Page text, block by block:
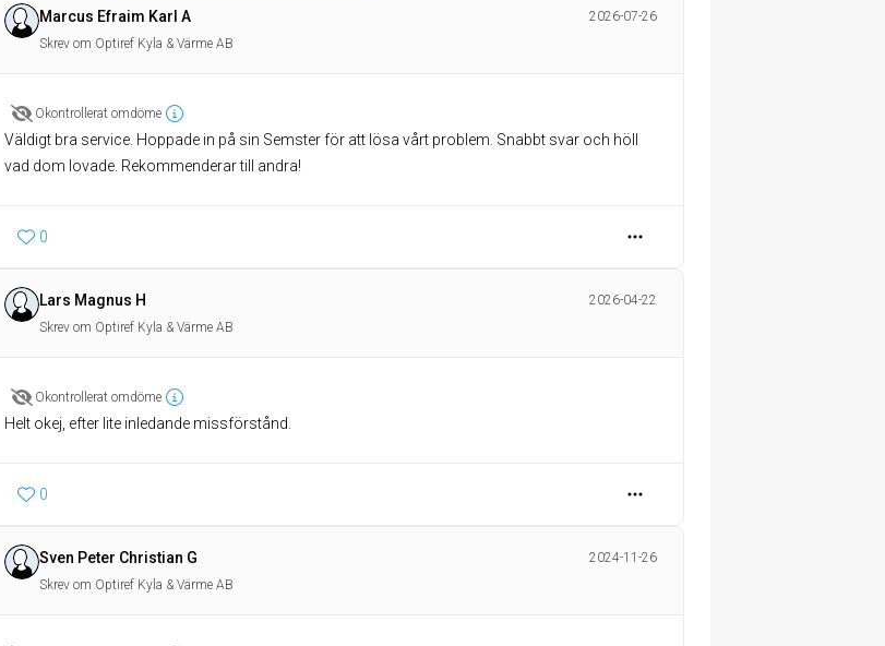
Marcus Efraim Karl A
2026-07-26
Skrev om Optiref Kyla & Värme AB
Okontrollerat omdöme
Väldigt bra service. Hoppade in på sin Semster för att lösa vårt problem. Snabbt svar och höll
vad dom lovade. Rekommenderar till andra!
0
Lars Magnus H
2026-04-22
Skrev om Optiref Kyla & Värme AB
Okontrollerat omdöme
Helt okej, efter lite inledande missförstånd.
0
Sven Peter Christian G
2024-11-26
Skrev om Optiref Kyla & Värme AB